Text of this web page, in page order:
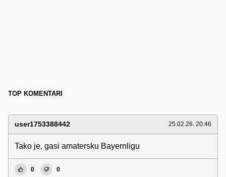
TOP KOMENTARI
user1753388442 25.02.26. 20:46
Tako je, gasi amatersku Bayernligu
0 0